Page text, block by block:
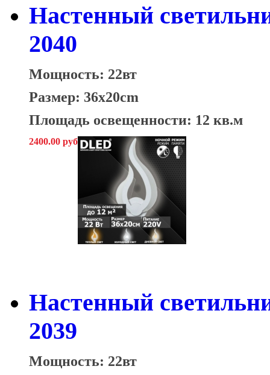
Настенный
2040
Мощность: 22вт
Размер: 36x20cm
Площадь освещенности: 12 кв.м
2400.00 руб
Настенный
2039
Мощность: 22вт